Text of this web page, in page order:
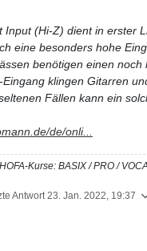
Input (Hi-Z) dient in erster
eine besonders hohe
benötigen einen
klingen Gitarren
Fällen kann ein
de/onli...
Kurse: BASIX / PRO /
Antwort 23. Jan. 2022, 19:37